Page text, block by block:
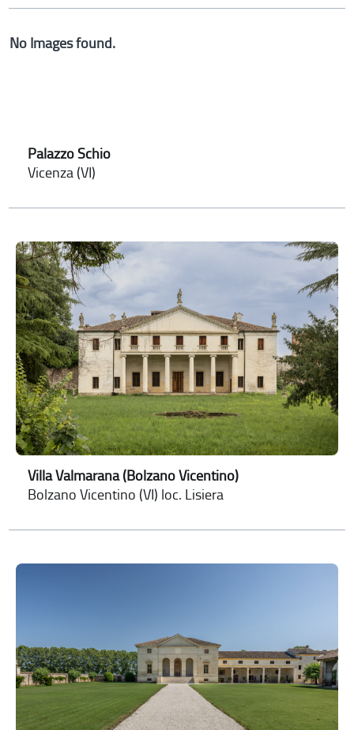
No Images found.
Palazzo Schio
Vicenza (VI)
Villa Valmarana (Bolzano Vicentino)
Bolzano Vicentino (VI) loc. Lisiera